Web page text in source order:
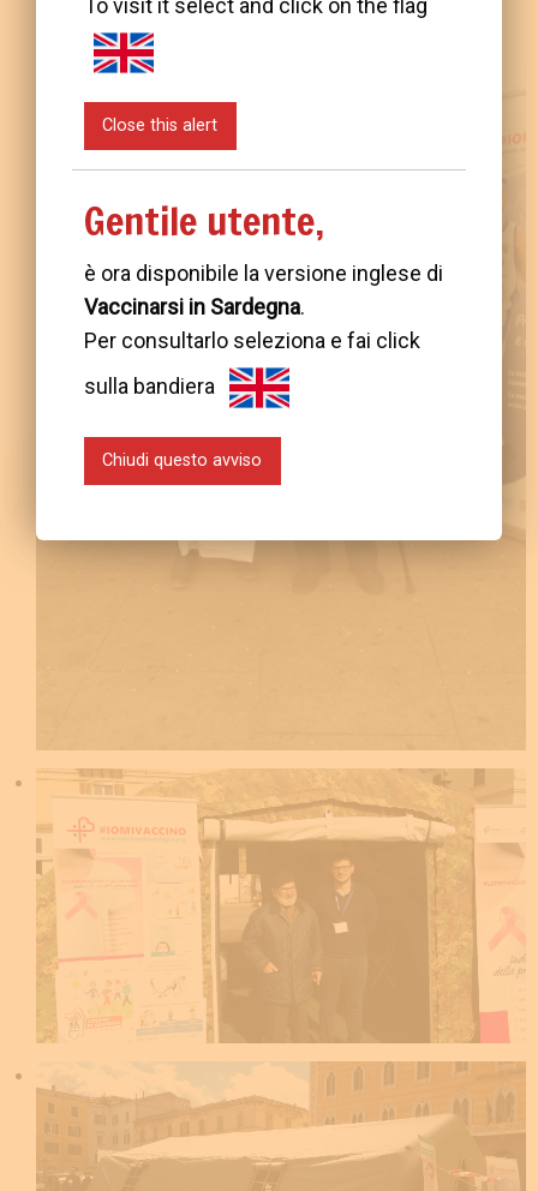
Close this alert
Gentile utente,
è ora disponibile la versione inglese di
Vaccinarsi in Sardegna.
Per consultarlo seleziona e fai click
sulla bandiera
Chiudi questo avviso